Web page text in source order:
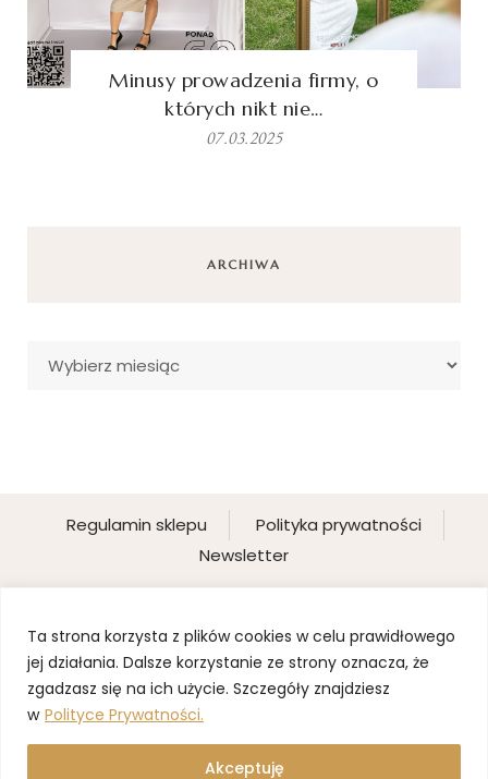
Ta strona korzysta z plików cookies w celu prawidłowego
jej działania. Dalsze korzystanie ze strony oznacza, że
zgadzasz się na ich użycie. Szczegóły znajdziesz
w Polityce Prywatności.
Akceptuję
Minusy prowadzenia firmy, o
których nikt nie…
07.03.2025
ARCHIWA
Regulamin sklepu
Polityka prywatności
Newsletter